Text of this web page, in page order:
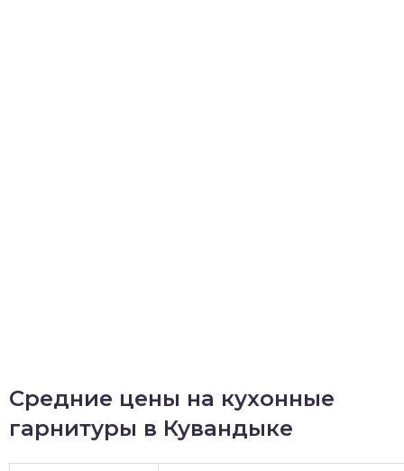
Средние цены на кухонные
гарнитуры в Кувандыке